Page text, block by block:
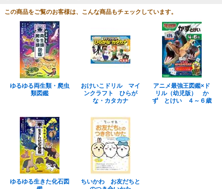
この商品をご覧のお客様は、こんな商品もチェックしています。
ゆるゆる両生類・爬虫
類図鑑
おけいこドリル マイ
ンクラフト ひらが
な・カタカナ
アニメ最強王図鑑×ド
リル（幼児版） か
ず とけい ４～６歳
ゆるゆる生きた化石図
ちいかわ お友だちと